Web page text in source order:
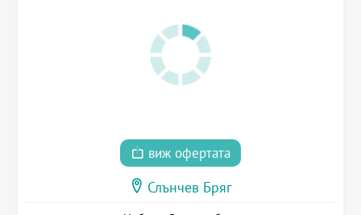
виж офертата
Слънчев Бряг